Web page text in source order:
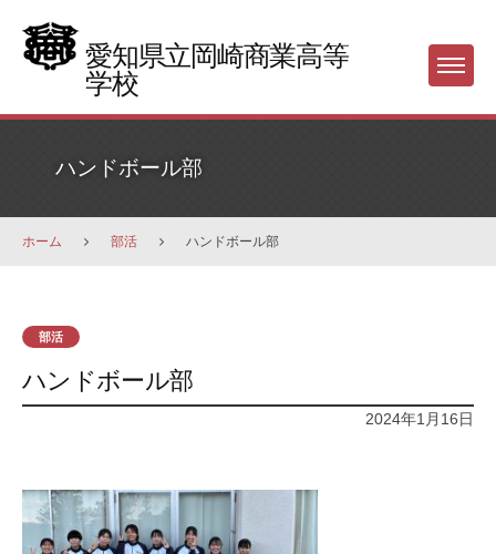
content
愛知県立岡崎商業高等
学校
Menu
ハンドボール部
ホーム 部活 ハンドボール部
部活
ハンドボール部
2024年1月16日